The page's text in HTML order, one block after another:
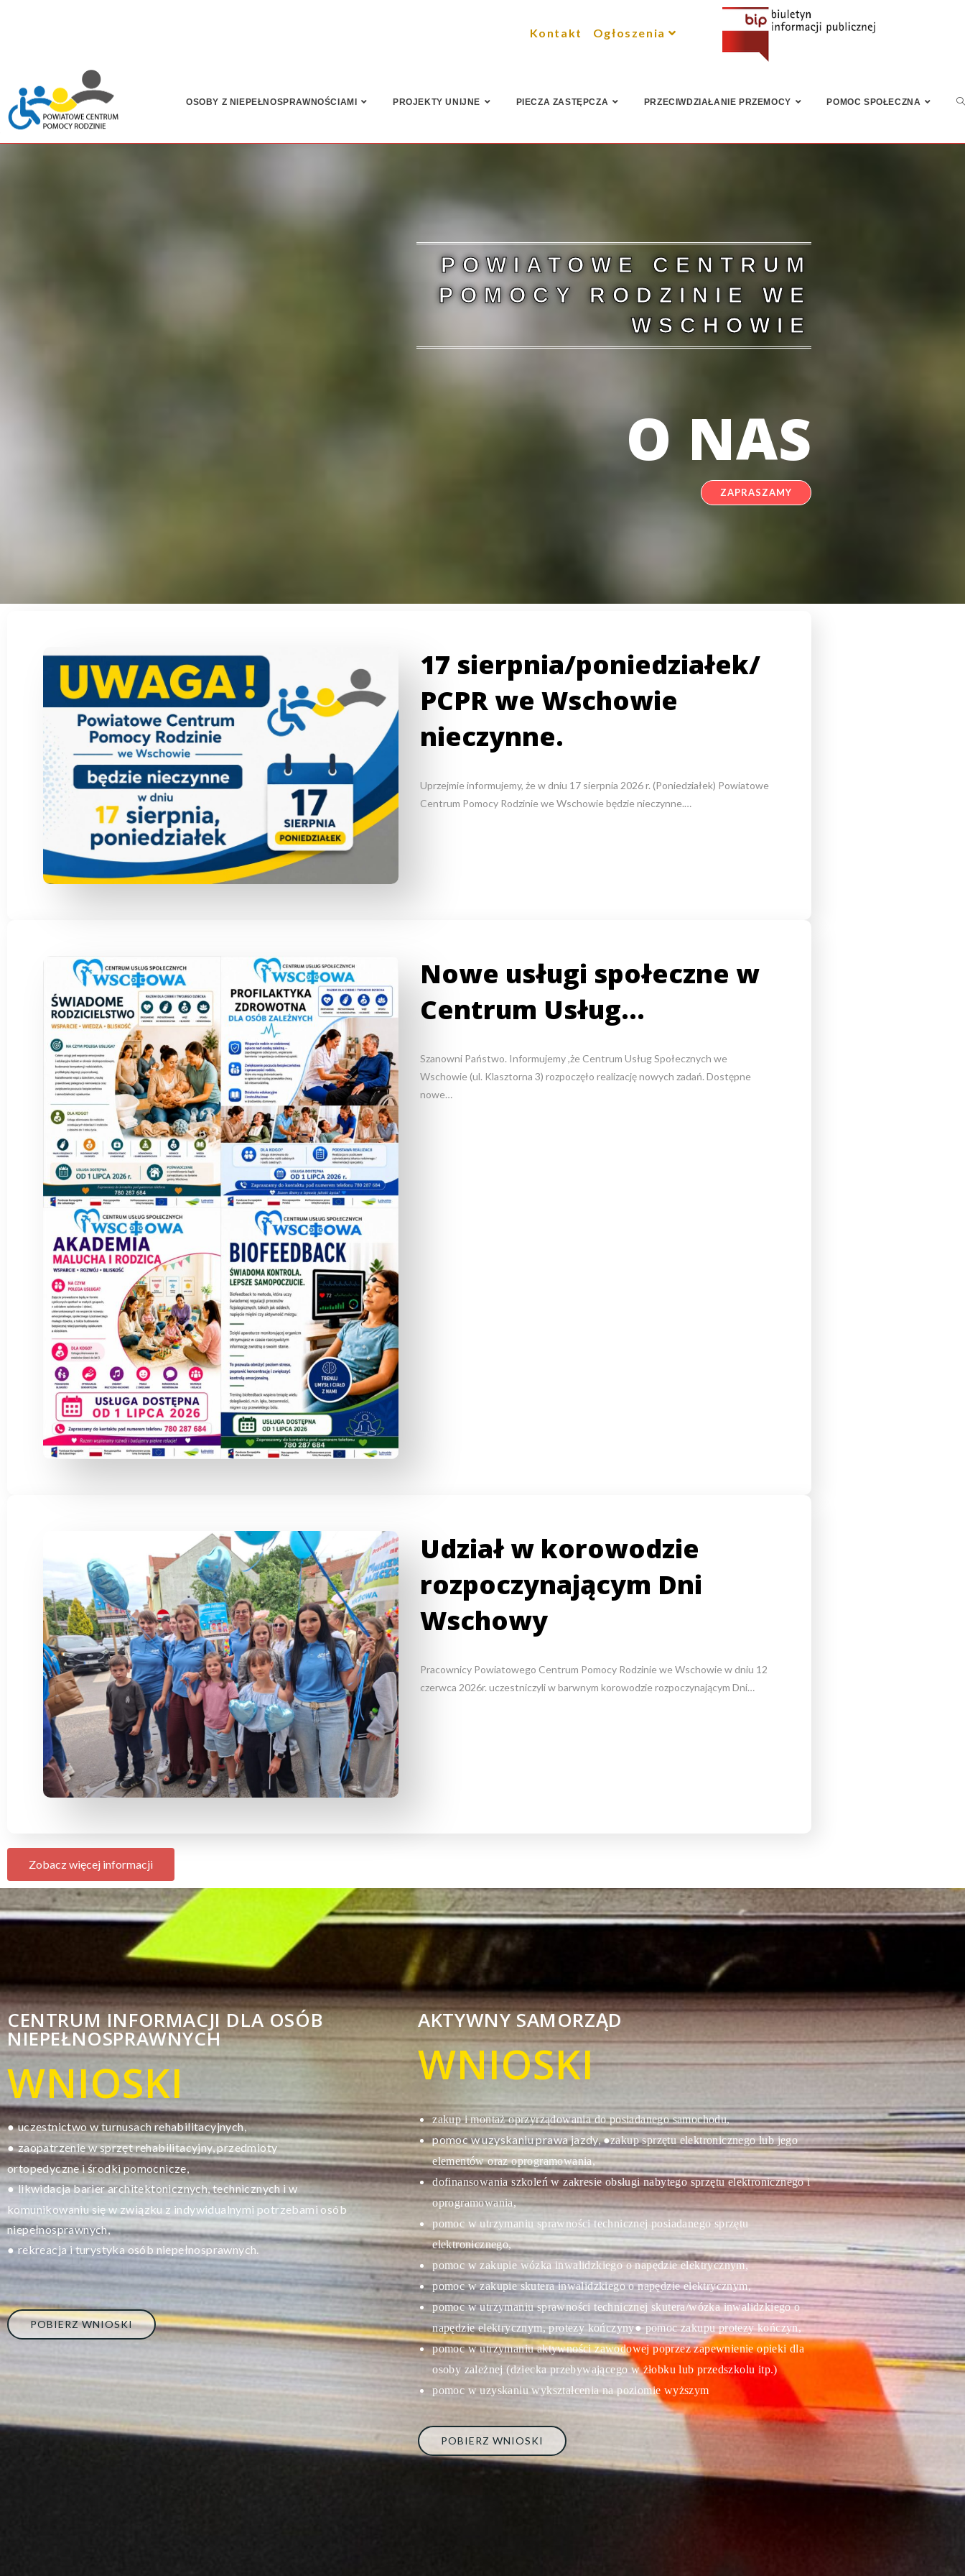
Kontakt Ogłoszenia
OSOBY Z NIEPEŁNOSPRAWNOŚCIAMI PROJEKTY UNIJNE PIECZA ZASTĘPCZA PRZECIWDZIAŁANIE PRZEMOCY POMOC SPOŁECZNA
POWIATOWE CENTRUM
POMOCY RODZINIE WE
WSCHOWIE
O NAS
ZAPRASZAMY
17 sierpnia/poniedziałek/
PCPR we Wschowie
nieczynne.
Uprzejmie informujemy, że w dniu 17 sierpnia 2026 r. (Poniedziałek) Powiatowe
Centrum Pomocy Rodzinie we Wschowie będzie nieczynne.…
Nowe usługi społeczne w
Centrum Usług…
Szanowni Państwo. Informujemy ,że Centrum Usług Społecznych we
Wschowie (ul. Klasztorna 3) rozpoczęło realizację nowych zadań. Dostępne
nowe…
Udział w korowodzie
rozpoczynającym Dni
Wschowy
Pracownicy Powiatowego Centrum Pomocy Rodzinie we Wschowie w dniu 12
czerwca 2026r. uczestniczyli w barwnym korowodzie rozpoczynającym Dni…
Zobacz więcej informacji
CENTRUM INFORMACJI DLA OSÓB
NIEPEŁNOSPRAWNYCH
WNIOSKI
●uczestnictwo w turnusach rehabilitacyjnych,
●zaopatrzenie w sprzęt rehabilitacyjny, przedmioty
ortopedyczne i środki pomocnicze,
●likwidacja barier architektonicznych, technicznych i w
komunikowaniu się w związku z indywidualnymi potrzebami osób
niepełnosprawnych,
●rekreacja i turystyka osób niepełnosprawnych.
POBIERZ WNIOSKI
AKTYWNY SAMORZĄD
WNIOSKI
zakup i montaż oprzyrządowania do posiadanego samochodu,
pomoc w uzyskaniu prawa jazdy,●zakup sprzętu elektronicznego lub jego
elementów oraz oprogramowania,
dofinansowania szkoleń w zakresie obsługi nabytego sprzętu elektronicznego i
oprogramowania,
pomoc w utrzymaniu sprawności technicznej posiadanego sprzętu
elektronicznego,
pomoc w zakupie wózka inwalidzkiego o napędzie elektrycznym,
pomoc w zakupie skutera inwalidzkiego o napędzie elektrycznym,
pomoc w utrzymaniu sprawności technicznej skutera/wózka inwalidzkiego o
napędzie elektrycznym, protezy kończyny● pomoc zakupu protezy kończyn,
pomoc w utrzymaniu aktywności zawodowej poprzez zapewnienie opieki dla
osoby zależnej (dziecka przebywającego w żłobku lub przedszkolu itp.)
pomoc w uzyskaniu wykształcenia na poziomie wyższym
POBIERZ WNIOSKI